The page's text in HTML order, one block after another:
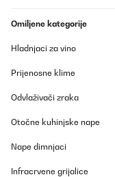
Omiljene kategorije
Hladnjaci za vino
Prijenosne klime
Odvlaživači zraka
Otočne kuhinjske nape
Nape dimnjaci
Infracrvene grijalice